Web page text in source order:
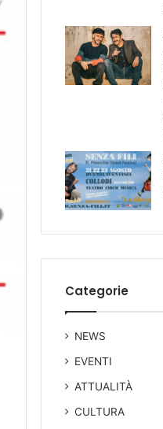
Categorie
NEWS
EVENTI
ATTUALITÀ
CULTURA